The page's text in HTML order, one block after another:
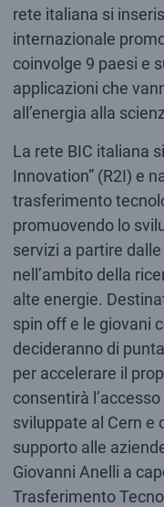
rete italiana si
internazionale
coinvolge 9 paesi e
applicazioni che
all’energia alla
La rete BIC italiana
Innovation” (R2I) e
trasferimento
promuovendo lo
servizi a partire
nell’ambito della
alte energie.
spin off e le giovani
decideranno di
per accelerare il
consentirà
sviluppate al Cern e
supporto alle
Giovanni Anelli a
Trasferimento